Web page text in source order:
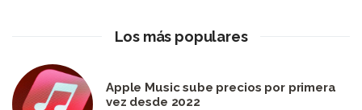
Los más populares
Apple Music sube precios por primera
vez desde 2022